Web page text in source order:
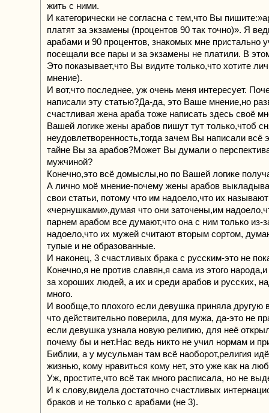
жить с ними.
И категорически не согласна с тем,что Вы
платят за экзамены (процентов 90 так точно)». Я
арабами и 90 процентов, знакомых мне пристально
посещали все пары и за экзамены не платили. В
Это показывает,что Вы видите только,что хотите
мнение).
И вот,что последнее, уж очень меня интересует.
написали эту статью?Да-да, это Ваше мнение,но
счастливая жена араба тоже написать здесь своё
Вашей логике жены арабов пишут тут только,чтоб
неудовлетворенность,тогда зачем Вы написали всё
тайне Вы за арабов?Может Вы думали о
мужчиной?
Конечно,это всё домыслы,но по Вашей логике
А лично моё мнение-почему жены арабов
свои статьи, потому что им надоело,что их называют
«чернушками»,думая что они заточены,им
парнем арабом все думают,что она с ним только из-
надоело,что их мужей считают вторым сортом,
тупые и не образованные.
И наконец, 3 счастливых брака с русским-это не
Конечно,я не против славян,я сама из этого
за хороших людей, а их и среди арабов и русских,
много.
И вообще,то плохого если девушка приняла другую
что действительно поверила, для мужа, да-это не
если девушка узнала новую религию, для неё
почему бы и нет.Нас ведь никто не учил нормам и
Библии, а у мусульман там всё наоборот,религия
жизнью, кому нравиться кому нет, это уже как на
Уж, простите,что всё так много расписала, но не
И к слову,видела достаточно счастливых
браков и не только с арабами (не 3).